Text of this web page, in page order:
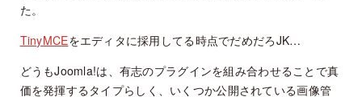
た。
TinyMCEをエディタに採用してる時点でだめだろJK…
どうもJoomla!は、有志のプラグインを組み合わせることで真
価を発揮するタイプらしく、いくつか公開されている画像管